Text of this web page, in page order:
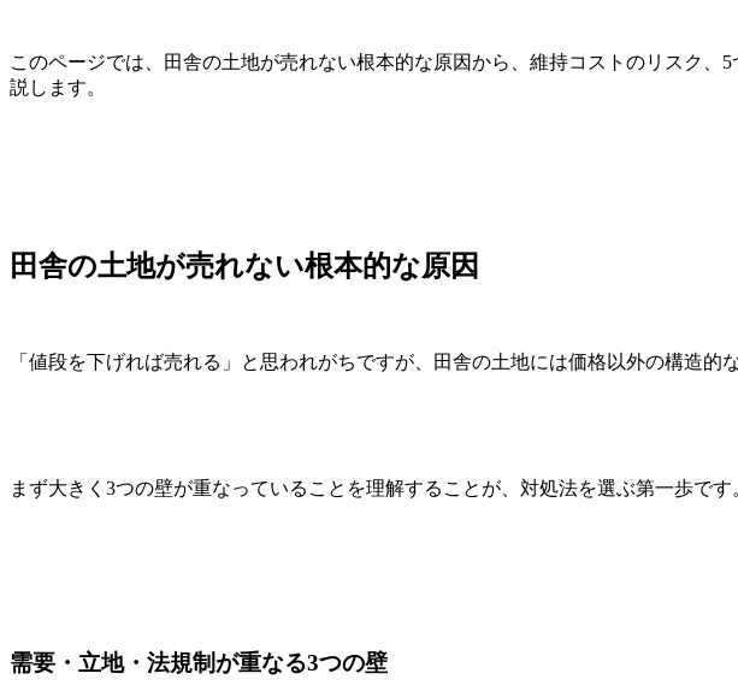
このページでは、田舎の土地が売れない根本的な原因から、維持コストのリスク
説します。
田舎の土地が売れない根本的な原因
「値段を下げれば売れる」と思われがちですが、田舎の土地には価格以外の構造的
まず大きく3つの壁が重なっていることを理解することが、対処法を選ぶ第一歩です
需要・立地・法規制が重なる3つの壁